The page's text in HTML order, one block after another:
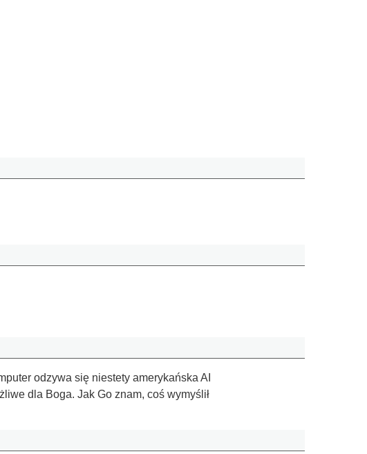
odzywa się niestety amerykańska AI
dla Boga. Jak Go znam, coś wymyślił